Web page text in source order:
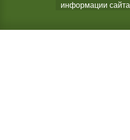
информации сайта